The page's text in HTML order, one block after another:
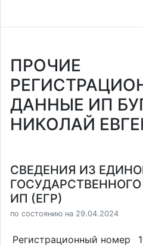
ПРОЧИЕ
ДАННЫЕ ИП
НИКОЛАЙ
СВЕДЕНИЯ ИЗ
ИП (ЕГР)
по состоянию на 29.04.2024
Регистрационный номер